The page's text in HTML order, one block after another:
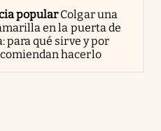
popularColgar una
en la puerta de
para qué sirve y por
hacerlo